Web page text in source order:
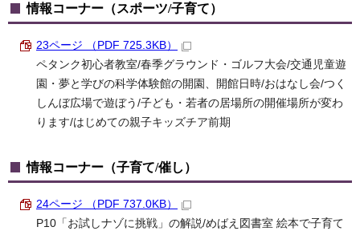
情報コーナー（スポーツ/子育て）
23ページ （PDF 725.3KB）
ペタンク初心者教室/春季グラウンド・ゴルフ大会/交通児童遊
園・夢と学びの科学体験館の開園、開館日時/おはなし会/つく
しんぼ広場で遊ぼう/子ども・若者の居場所の開催場所が変わ
ります/はじめての親子キッズチア前期
情報コーナー（子育て/催し）
24ページ （PDF 737.0KB）
P10「お試しナゾに挑戦」の解説/めばえ図書室 絵本で子育て